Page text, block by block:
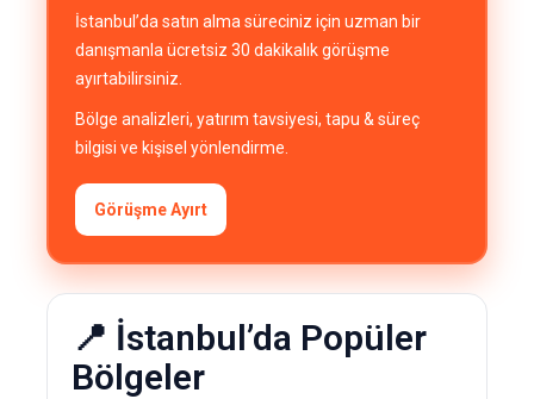
İstanbul’da satın alma süreciniz için uzman bir
danışmanla ücretsiz 30 dakikalık görüşme
ayırtabilirsiniz.
Bölge analizleri, yatırım tavsiyesi, tapu & süreç
bilgisi ve kişisel yönlendirme.
Görüşme Ayırt
📍 İstanbul’da Popüler
Bölgeler